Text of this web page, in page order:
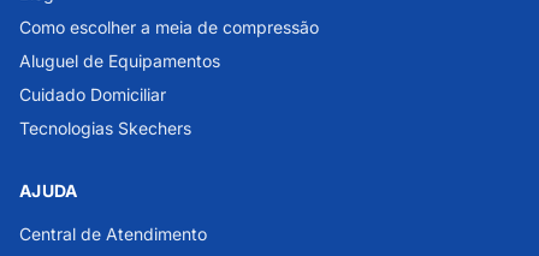
Como escolher a meia de compressão
Aluguel de Equipamentos
Cuidado Domiciliar
Tecnologias Skechers
AJUDA
Central de Atendimento